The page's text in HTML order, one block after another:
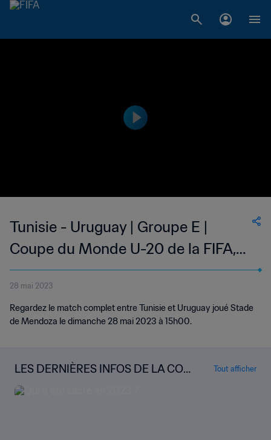
Tunisie - Uruguay | Groupe E |
Coupe du Monde U-20 de la FIFA,
Argentine 2023™ | Replay
28 mai 2023
Regardez le match complet entre Tunisie et Uruguay joué Stade
de Mendoza le dimanche 28 mai 2023 à 15h00.
LES DERNIÈRES INFOS DE LA COU
PE DU MONDE U-20 DE LA FIFA
Tout afficher